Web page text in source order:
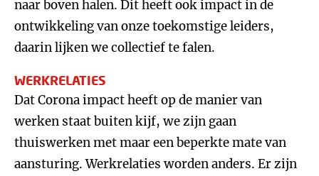
naar boven halen. Dit heeft ook impact in de
ontwikkeling van onze toekomstige leiders,
daarin lijken we collectief te falen.
WERKRELATIES
Dat Corona impact heeft op de manier van
werken staat buiten kijf, we zijn gaan
thuiswerken met maar een beperkte mate van
aansturing. Werkrelaties worden anders. Er zijn